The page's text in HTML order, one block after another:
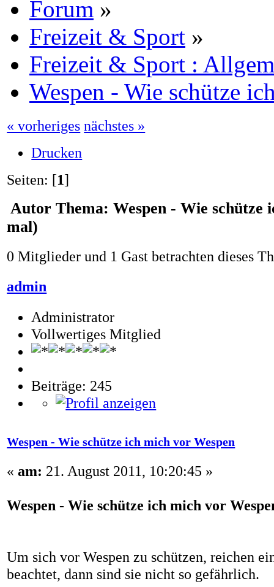
Forum »
Freizeit & Sport »
Freizeit & Sport :
Wespen - Wie schütze
« vorheriges nächstes »
Drucken
Seiten: [1]
Autor Thema: Wespen - Wie schütze
mal)
0 Mitglieder und 1 Gast betrachten dieses
admin
Administrator
Vollwertiges Mitglied
Beiträge: 245
Wespen - Wie schütze ich mich vor Wespen
«am: 21. August 2011, 10:20:45 »
Wespen - Wie schütze ich mich vor
Um sich vor Wespen zu schützen, reichen
beachtet, dann sind sie nicht so gefährlich.